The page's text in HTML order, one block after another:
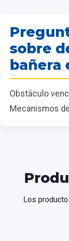
sobre
bañera
Obstáculo
Mecanismos
Los